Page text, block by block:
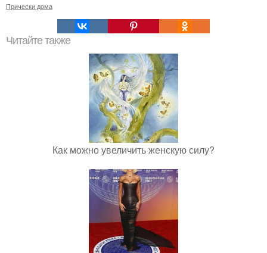
Прически дома
Читайте также
Как можно увеличить женскую силу?